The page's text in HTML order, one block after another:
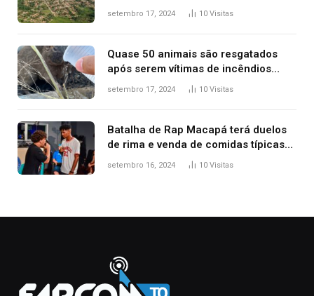
estaca de cerca e agredi-lo
setembro 17, 2024 10 Visitas
Quase 50 animais são resgatados
após serem vítimas de incêndios
florestais no Tocantins
setembro 17, 2024 10 Visitas
Batalha de Rap Macapá terá duelos
de rima e venda de comidas típicas
no Mercado Central
setembro 16, 2024 10 Visitas